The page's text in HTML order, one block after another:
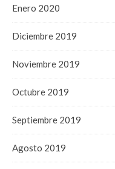
Enero 2020
Diciembre 2019
Noviembre 2019
Octubre 2019
Septiembre 2019
Agosto 2019